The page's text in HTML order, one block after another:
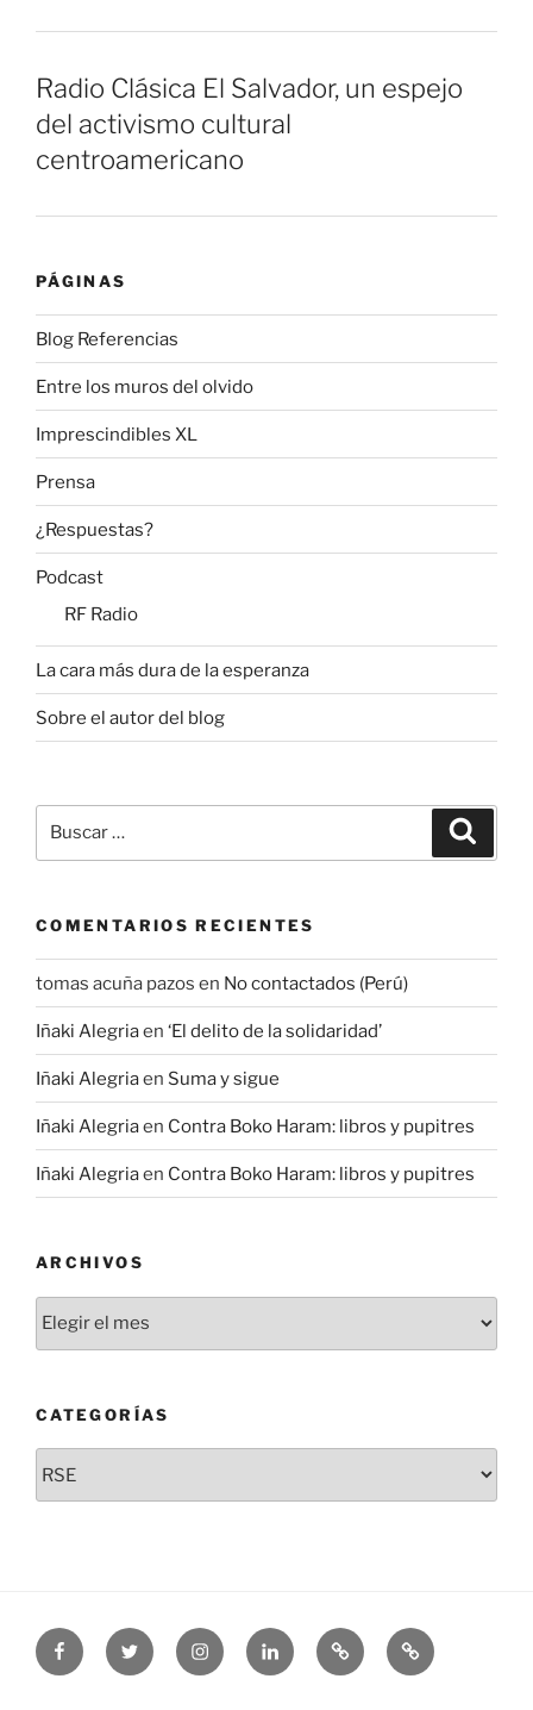
Radio Clásica El Salvador, un espejo
del activismo cultural
centroamericano
PÁGINAS
Blog Referencias
Entre los muros del olvido
Imprescindibles XL
Prensa
¿Respuestas?
Podcast
RF Radio
La cara más dura de la esperanza
Sobre el autor del blog
por:
COMENTARIOS RECIENTES
tomas acuña pazos en No contactados (Perú)
Iñaki Alegriaen ‘El delito de la solidaridad’
Iñaki Alegriaen Suma y sigue
Iñaki Alegriaen Contra Boko Haram: libros y pupitres
Iñaki Alegriaen Contra Boko Haram: libros y pupitres
ARCHIVOS
CATEGORÍAS
FacebookTwitter InstagramLinkedinThreadsBluesky